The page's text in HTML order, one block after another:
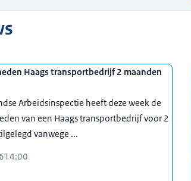
Haags transportbedrijf 2 maanden
Arbeidsinspectie heeft deze week de
van een Haags transportbedrijf voor 2
vanwege ...
14:00